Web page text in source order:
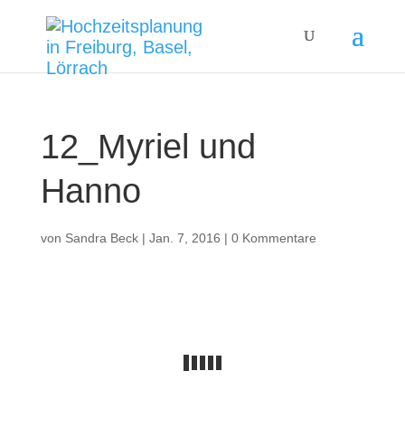
12_Myriel und
Hanno
von Sandra Beck| Jan. 7, 2016 | 0 Kommentare